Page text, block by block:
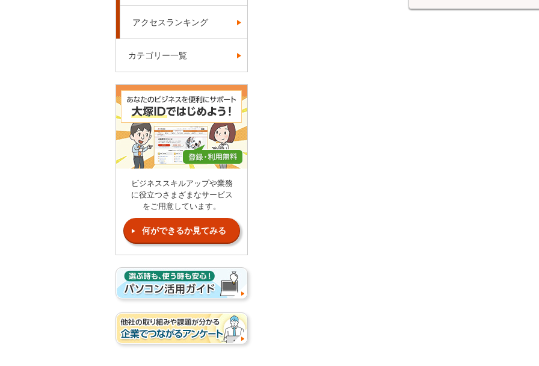
アクセスランキング
カテゴリー一覧
ビジネススキルアップや業務
に役立つさまざまなサービス
をご用意しています。
何ができるか見てみる